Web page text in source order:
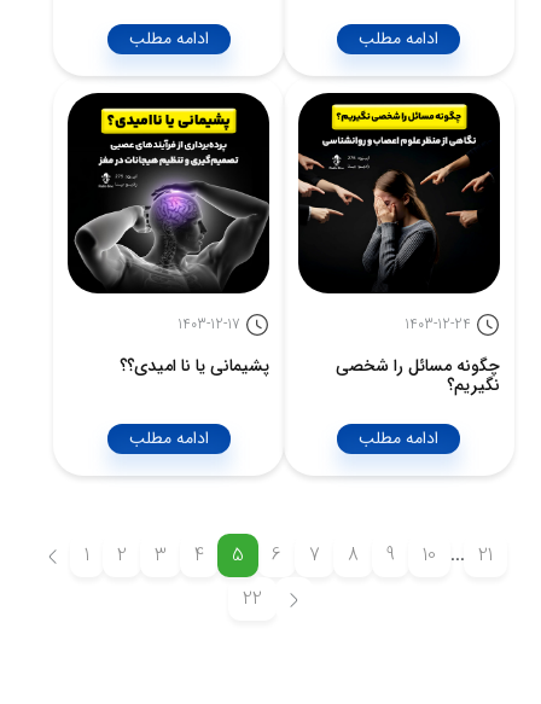
ادامه مطلب
ادامه مطلب
1403-12-24
چگونه مسائل را شخصی
نگیریم؟
ادامه مطلب
1403-12-17
پشیمانی یا نا امیدی؟؟
ادامه مطلب
1 2 3 4 5 6 7 8 9 10 ... 21
22